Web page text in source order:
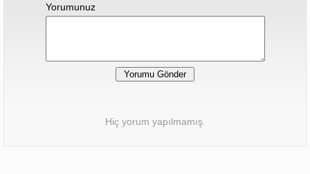
Yorumunuz
Hiç yorum yapılmamış.